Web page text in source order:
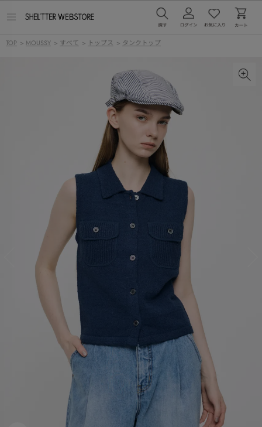
ー
TOP > MOUSSY > すべて > トップス > タンクトップ